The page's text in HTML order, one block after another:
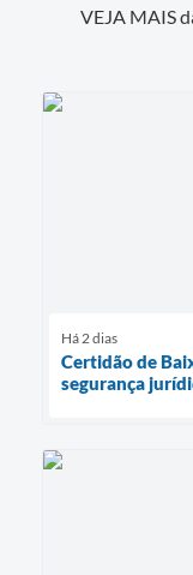
VEJA MAIS
Há 2 dias
Certidão de
segurança